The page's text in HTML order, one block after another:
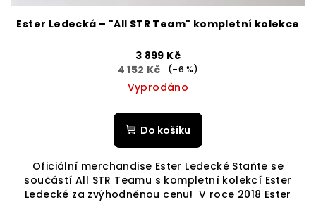
Ester Ledecká – "All STR Team" kompletní kolekce
3 899 Kč
4 152 Kč
(–6 %)
Vyprodáno
Do košíku
Oficiální merchandise Ester Ledecké Staňte se
součástí All STR Teamu s kompletní kolekcí Ester
Ledecké za zvýhodněnou cenu! V roce 2018 Ester